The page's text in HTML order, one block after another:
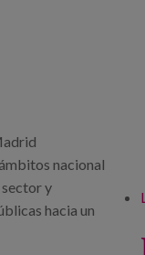
nacional
y
hacia un